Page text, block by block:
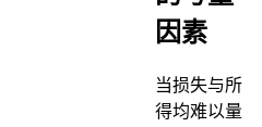
因素
当损失与所
得均难以量